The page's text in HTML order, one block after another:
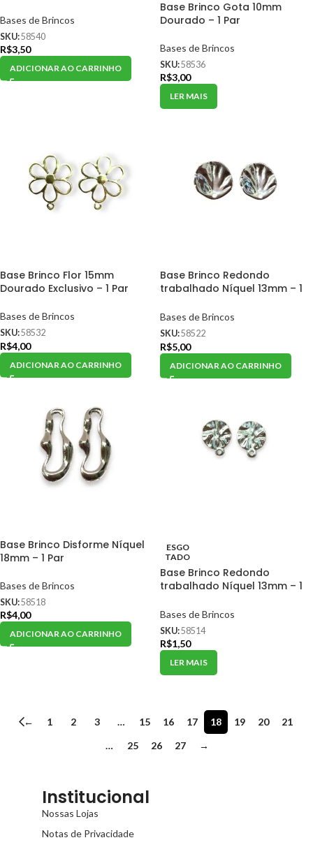
Bases de Brincos
SKU:58540
R$3,50
ADICIONAR AO CARRINHO
Base Brinco Gota 10mm
Dourado – 1 Par
Bases de Brincos
SKU:58536
R$3,00
LER MAIS
Base Brinco Flor 15mm
Dourado Exclusivo – 1 Par
Bases de Brincos
SKU:58532
R$4,00
ADICIONAR AO CARRINHO
Base Brinco Redondo
trabalhado Níquel 13mm – 1
Bases de Brincos
SKU:58522
R$5,00
ADICIONAR AO CARRINHO
Base Brinco Disforme Níquel
18mm – 1 Par
Bases de Brincos
SKU:58518
R$4,00
ADICIONAR AO CARRINHO
ESGO
TADO
Base Brinco Redondo
trabalhado Níquel 13mm – 1
Bases de Brincos
SKU:58514
R$1,50
LER MAIS
← 1 2 3 … 15 16 17 18 19 20
21
…
25 26 27 →
Institucional
Nossas Lojas
Notas de Privacidade